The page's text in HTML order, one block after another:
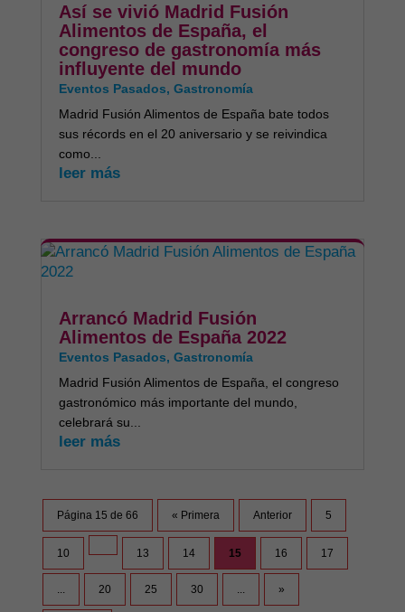
Así se vivió Madrid Fusión
Alimentos de España, el
congreso de gastronomía más
influyente del mundo
Eventos Pasados, Gastronomía
Madrid Fusión Alimentos de España bate todos
sus récords en el 20 aniversario y se reivindica
como...
leer más
Arrancó Madrid Fusión
Alimentos de España 2022
Eventos Pasados, Gastronomía
Madrid Fusión Alimentos de España, el congreso
gastronómico más importante del mundo,
celebrará su...
leer más
Página 15 de 66 « Primera Anterior 5
10 13 14 15 16 17
20 25 30 »